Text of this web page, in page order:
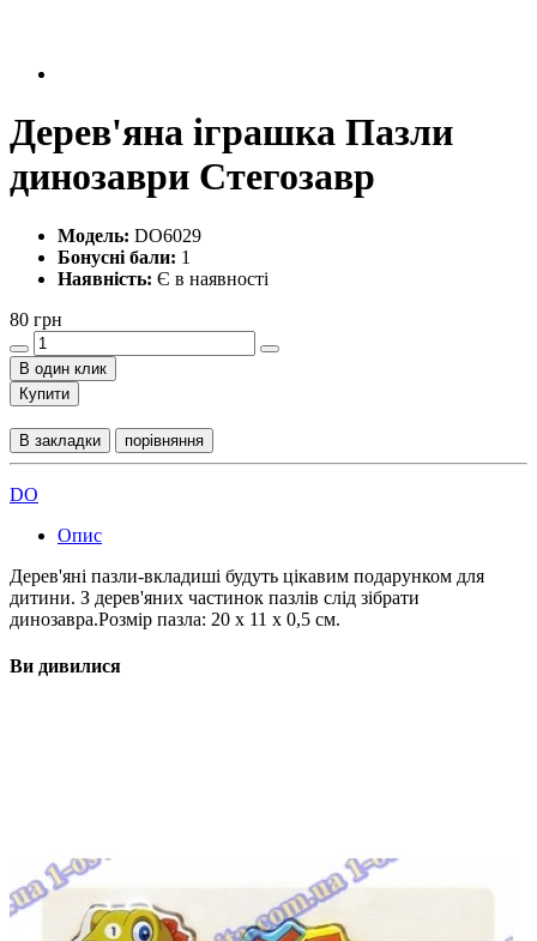
Дерев'яна іграшка Пазли
динозаври Стегозавр
Модель: DO6029
Бонусні бали: 1
Наявність: Є в наявності
80 грн
В один клик
Купити
В закладки порівняння
DO
Опис
Дерев'яні пазли-вкладиші будуть цікавим подарунком для
дитини. З дерев'яних частинок пазлів слід зібрати
динозавра.Розмір пазла: 20 х 11 х 0,5 см.
Ви дивилися